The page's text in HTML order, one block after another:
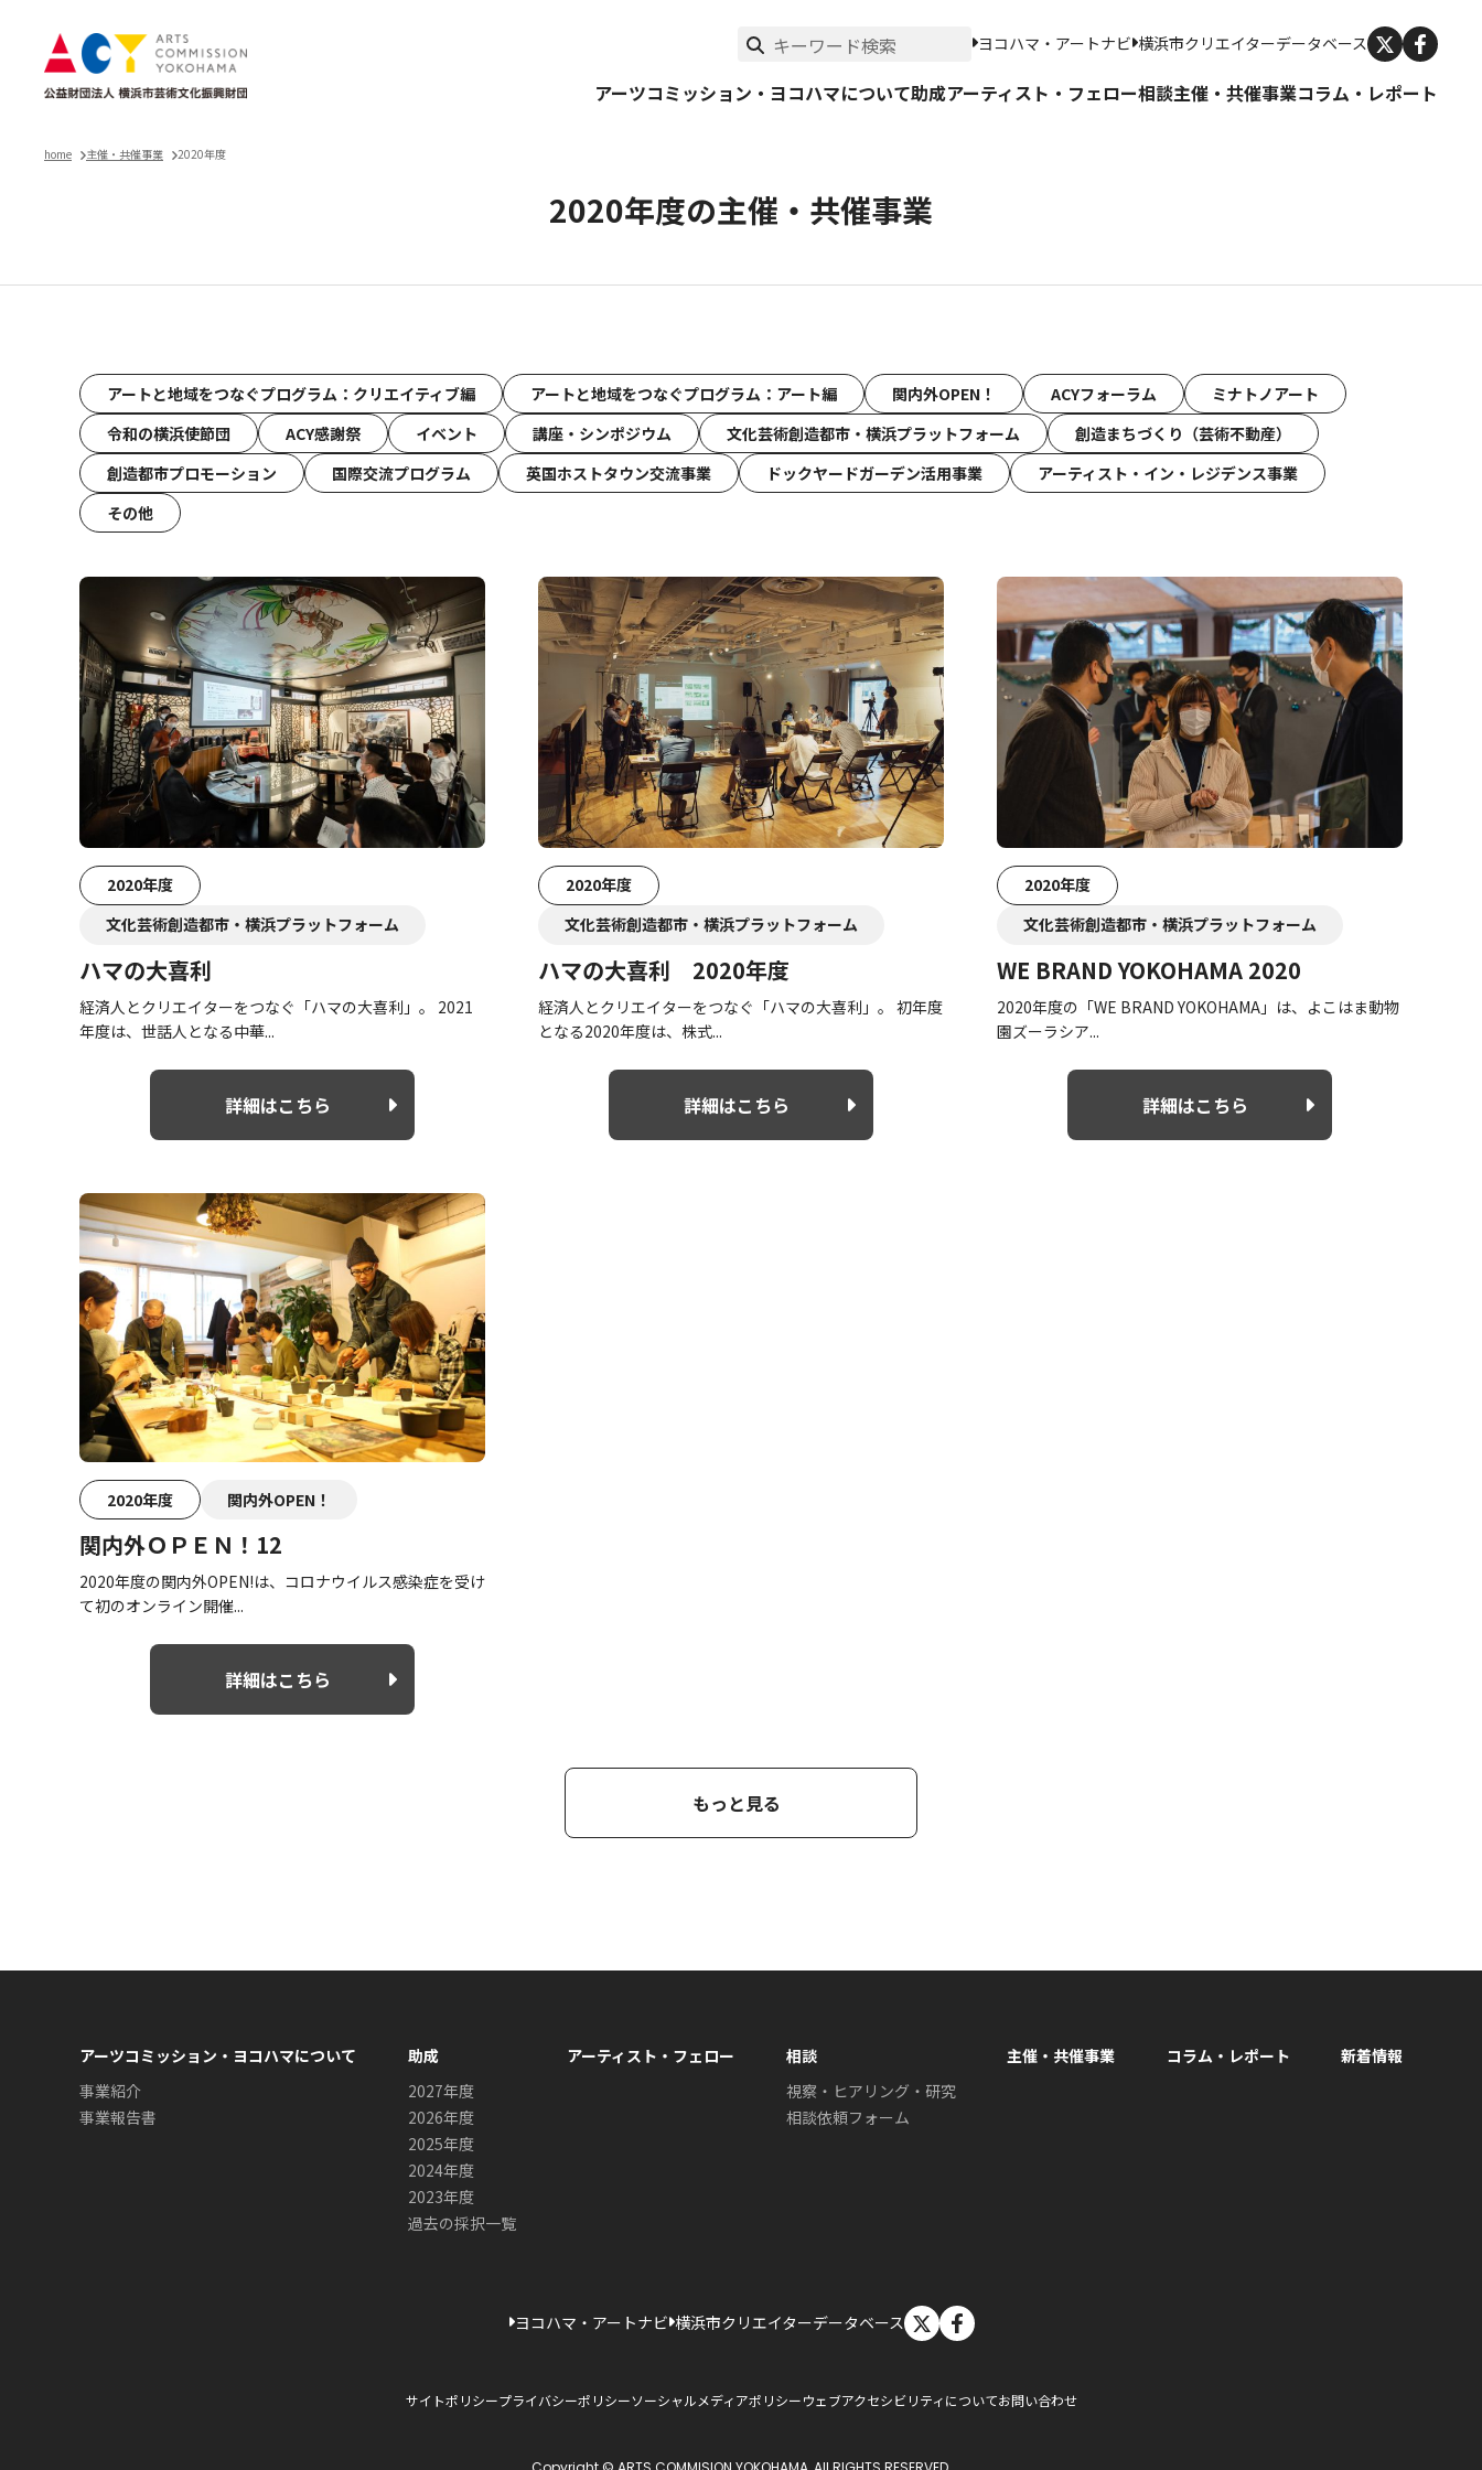
ヨコハマ・アートナビ 横浜市クリエイターデータベース
アーツコミッション・ヨコハマについて助成アーティスト・フェロー相談主催・共催事業コラム・レポート
home 主催・共催事業 2020年度
2020年度の主催・共催事業
主催・共催事業
アートと地域をつなぐプログラム：クリエイティブ編 アートと地域をつなぐプログラム：アート編 関内外OPEN！ ACYフォーラム
ミナトノアート
令和の横浜使節団
ACY感謝祭 イベント 講座・シンポジウム 文化芸術創造都市・横浜プラットフォーム
創造まちづくり（芸術不動産）
創造都市プロモーション
国際交流プログラム 英国ホストタウン交流事業 ドックヤードガーデン活用事業
アーティスト・イン・レジデンス事業
その他
2020年度
文化芸術創造都市・横浜プラットフォーム
ハマの大喜利
経済人とクリエイターをつなぐ「ハマの大喜利」。 2021
年度は、世話人となる中華...
詳細はこちら
2020年度
文化芸術創造都市・横浜プラットフォーム
ハマの大喜利 2020年度
経済人とクリエイターをつなぐ「ハマの大喜利」。 初年度
となる2020年度は、株式...
詳細はこちら
2020年度
文化芸術創造都市・横浜プラットフォーム
WE BRAND YOKOHAMA 2020
2020年度の「WE BRAND YOKOHAMA」は、よこはま動物
園ズーラシア...
詳細はこちら
2020年度 関内外OPEN！
関内外ＯＰＥＮ！12
2020年度の関内外OPEN!は、コロナウイルス感染症を受け
て初のオンライン開催...
詳細はこちら
もっと見る
アーツコミッション・ヨコハマについて
事業紹介
事業報告書
助成
2027年度
2026年度
2025年度
2024年度
2023年度
過去の採択一覧
アーティスト・フェロー
相談
視察・ヒアリング・研究
相談依頼フォーム
主催・共催事業 コラム・レポート 新着情報
ヨコハマ・アートナビ 横浜市クリエイターデータベース X
サイトポリシープライバシーポリシーソーシャルメディアポリシーウェブアクセシビリティについてお問い合わせ